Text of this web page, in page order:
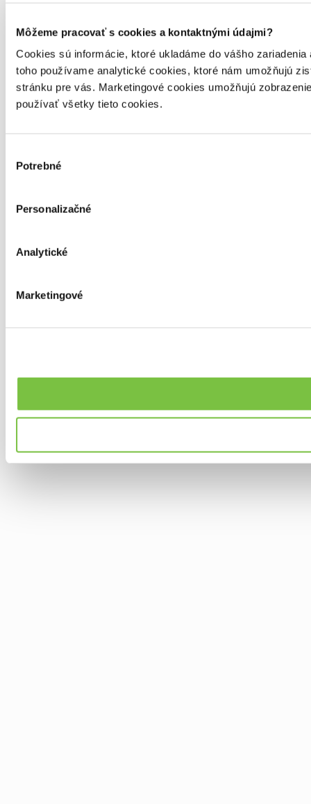
Môžeme pracovať s cookies a kontaktnými údajmi?
Cookies sú informácie, ktoré ukladáme do vášho
toho používame analytické cookies, ktoré nám umožňujú
stránku pre vás. Marketingové cookies umožňujú
používať všetky tieto cookies.
súhlasu
Potrebné
Personalizačné
Analytické
Marketingové